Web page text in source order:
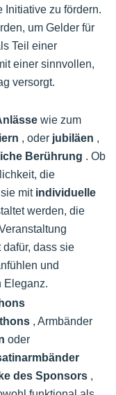
Initiative zu fördern.
um Gelder für
Teil einer
einer sinnvollen,
versorgt.
wie zum
, oder jubiläen ,
Berührung . Ob
die
mit individuelle
werden, die
dafür, dass sie
und
Eleganz.
, Armbänder
oder
des Sponsors ,